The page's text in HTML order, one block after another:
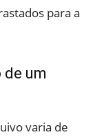
para a
um
varia de